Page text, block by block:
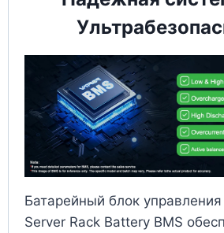
Батарейный блок
Server Rack Battery BMS